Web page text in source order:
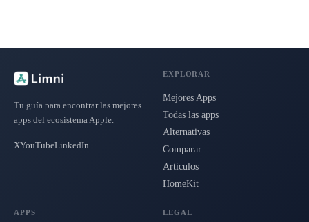
Tu guía para encontrar las mejores
apps del ecosistema Apple.
XYouTubeLinkedIn
EXPLORAR
Mejores Apps
Todas las apps
Alternativas
Comparar
Artículos
HomeKit
APPS LEGAL